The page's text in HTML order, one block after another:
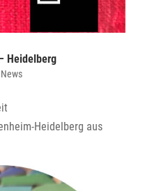
Heidelberg
News
Heidelberg aus